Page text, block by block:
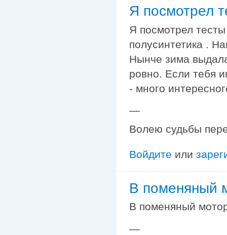
Я посмотрел
Я посмотрел
полусинтетика .
Нынче зима
ровно. Если тебя
- много
—
Волею судьбы
Войдите или
В поменяный
В поменяный
—